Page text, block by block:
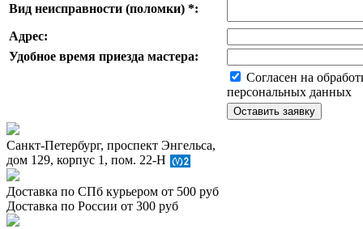
Вид неисправности (поломки) *:
Адрес:
Удобное время приезда мастера:
Согласен на
персональных данных
Санкт-Петербург, проспект Энгельса,
дом 129, корпус 1, пом. 22-Н
Доставка по СПб курьером от 500 руб
Доставка по России от 300 руб